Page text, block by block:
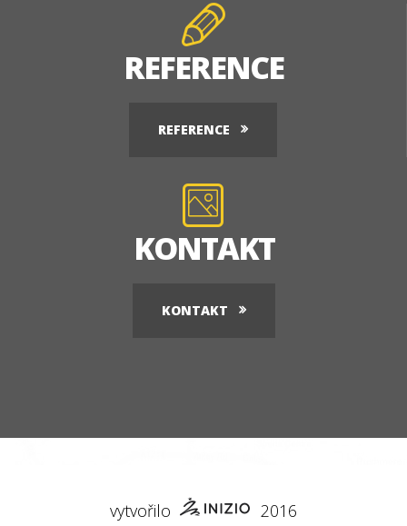
REFERENCE
REFERENCE
KONTAKT
KONTAKT
vytvořilo 2016